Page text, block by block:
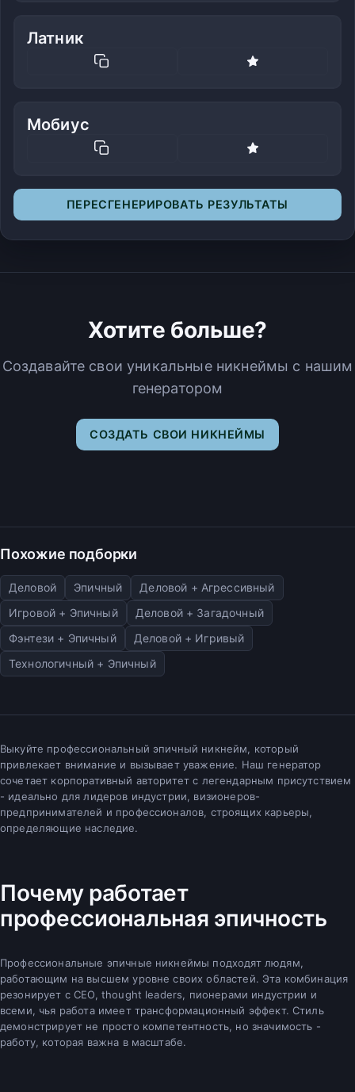
Латник
Мобиус
ПЕРЕСГЕНЕРИРОВАТЬ РЕЗУЛЬТАТЫ
Хотите больше?
Создавайте свои уникальные никнеймы с нашим
генератором
СОЗДАТЬ СВОИ НИКНЕЙМЫ
Похожие подборки
Деловой Эпичный
Деловой + Агрессивный
Игровой + Эпичный
Деловой + Загадочный
Фэнтези + Эпичный
Деловой + Игривый
Технологичный + Эпичный
Выкуйте профессиональный эпичный никнейм, который
привлекает внимание и вызывает уважение. Наш генератор
сочетает корпоративный авторитет с легендарным присутствием
- идеально для лидеров индустрии, визионеров-
предпринимателей и профессионалов, строящих карьеры,
определяющие наследие.
Почему работает
профессиональная эпичность
Профессиональные эпичные никнеймы подходят людям,
работающим на высшем уровне своих областей. Эта комбинация
резонирует с CEO, thought leaders, пионерами индустрии и
всеми, чья работа имеет трансформационный эффект. Стиль
демонстрирует не просто компетентность, но значимость -
работу, которая важна в масштабе.